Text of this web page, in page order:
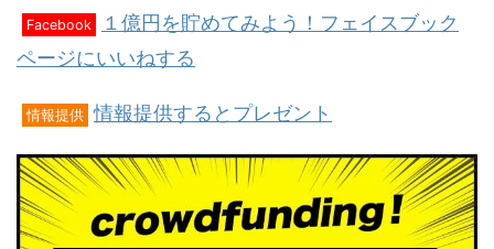
Facebook
１億円を貯めてみよう！フェイスブック
ページにいいねする
情報提供 情報提供するとプレゼント